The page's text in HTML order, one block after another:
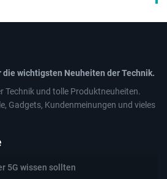
wichtigsten Neuheiten der Technik.
Technik und tolle Produktneuheiten.
Gadgets, Kundenmeinungen und vieles
5G wissen sollten